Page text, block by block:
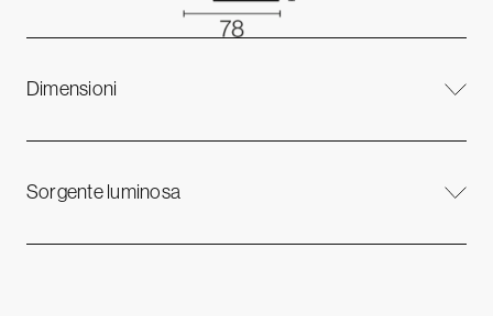
Dimensioni
Sorgente luminosa